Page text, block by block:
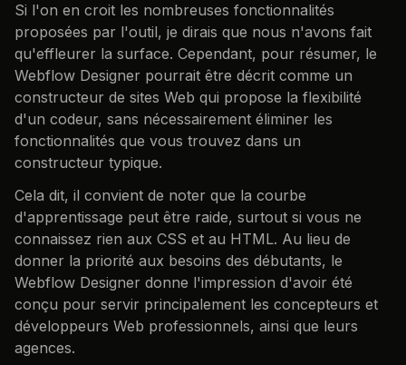
Si l'on en croit les nombreuses fonctionnalités
proposées par l'outil, je dirais que nous n'avons fait
qu'effleurer la surface. Cependant, pour résumer, le
Webflow Designer pourrait être décrit comme un
constructeur de sites Web qui propose la flexibilité
d'un codeur, sans nécessairement éliminer les
fonctionnalités que vous trouvez dans un
constructeur typique.
Cela dit, il convient de noter que la courbe
d'apprentissage peut être raide, surtout si vous ne
connaissez rien aux CSS et au HTML. Au lieu de
donner la priorité aux besoins des débutants, le
Webflow Designer donne l'impression d'avoir été
conçu pour servir principalement les concepteurs et
développeurs Web professionnels, ainsi que leurs
agences.